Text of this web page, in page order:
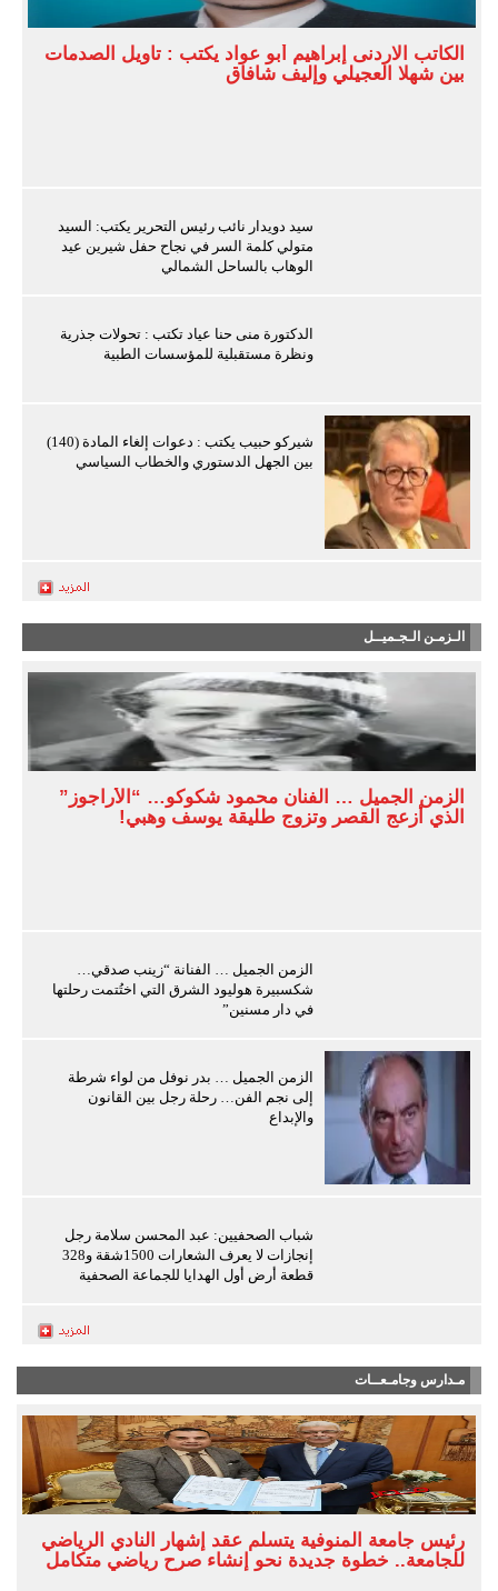
الكاتب الاردنى إبراهيم أبو عواد يكتب : تأويل الصدمات
بين شهلا العجيلي وإليف شافاق
سيد دويدار نائب رئيس التحرير يكتب: السيد
متولي كلمة السر في نجاح حفل شيرين عيد
الوهاب بالساحل الشمالي
الدكتورة منى حنا عياد تكتب : تحولات جذرية
ونظرة مستقبلية للمؤسسات الطبية
شيركو حبيب يكتب : دعوات إلغاء المادة (140)
بين الجهل الدستوري والخطاب السياسي
الـزمـن الـجـميــل
الزمن الجميل … الفنان محمود شكوكو… “الأراجوز”
الذي أزعج القصر وتزوج طليقة يوسف وهبي!
الزمن الجميل … الفنانة “زينب صدقي…
شكسبيرة هوليود الشرق التي اختُتمت رحلتها
في دار مسنين”
الزمن الجميل … بدر نوفل من لواء شرطة
إلى نجم الفن… رحلة رجل بين القانون
والإبداع
شباب الصحفيين: عبد المحسن سلامة رجل
إنجازات لا يعرف الشعارات 1500شقة و328
قطعة أرض أول الهدايا للجماعة الصحفية
مـدارس وجامـعــات
رئيس جامعة المنوفية يتسلم عقد إشهار النادي الرياضي
للجامعة.. خطوة جديدة نحو إنشاء صرح رياضي متكامل